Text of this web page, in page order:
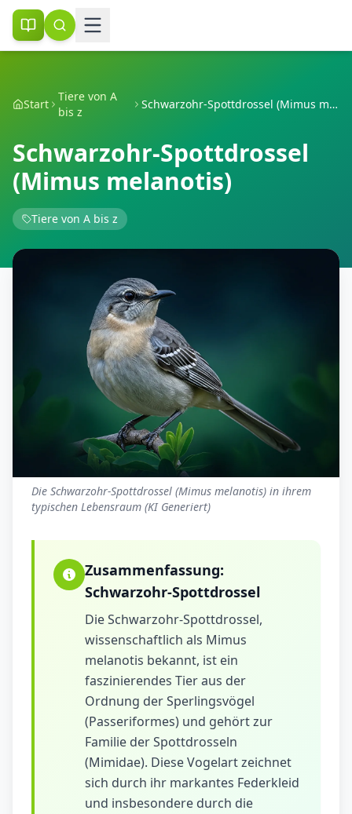
Start
Tiere von A
bis z
Schwarzohr-Spottdrossel (Mimus melanotis)
Schwarzohr-Spottdrossel
(Mimus melanotis)
Tiere von A bis z
Die Schwarzohr-Spottdrossel (Mimus melanotis) in ihrem
typischen Lebensraum (KI Generiert)
Zusammenfassung:
Schwarzohr-Spottdrossel
Die Schwarzohr-Spottdrossel,
wissenschaftlich als Mimus
melanotis bekannt, ist ein
faszinierendes Tier aus der
Ordnung der Sperlingsvögel
(Passeriformes) und gehört zur
Familie der Spottdrosseln
(Mimidae). Diese Vogelart zeichnet
sich durch ihr markantes Federkleid
und insbesondere durch die